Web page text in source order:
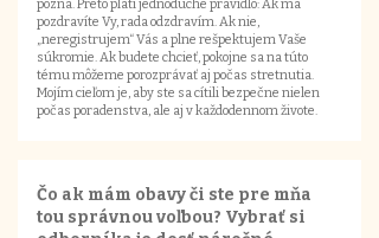
pozná. Preto platí jednoduché pravidlo: Ak ma
pozdravíte Vy, rada odzdravím. Ak nie,
„neregistrujem“ Vás a plne rešpektujem Vaše
súkromie. Ak budete chcieť, pokojne sa na túto
tému môžeme porozprávať aj počas stretnutia.
Mojím cieľom je, aby ste sa cítili bezpečne nielen
počas poradenstva, ale aj v každodennom živote.
Čo ak mám obavy či ste pre mňa
tou správnou voľbou? Vybrať si